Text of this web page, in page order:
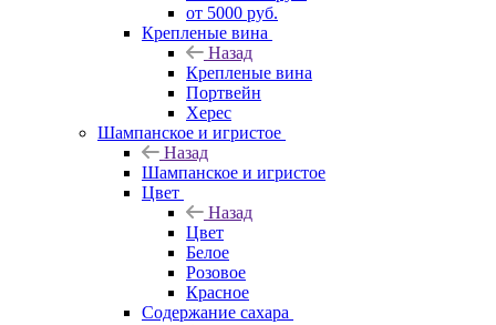
от 5000 руб.
Крепленые вина
Назад
Крепленые вина
Портвейн
Херес
Шампанское и игристое
Назад
Шампанское и игристое
Цвет
Назад
Цвет
Белое
Розовое
Красное
Содержание сахара